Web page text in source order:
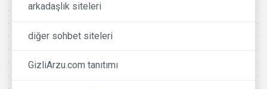
arkadaşlık siteleri
diğer sohbet siteleri
GizliArzu.com tanıtımı